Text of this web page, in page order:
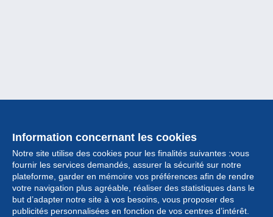
Information concernant les cookies
Notre site utilise des cookies pour les finalités suivantes :vous
fournir les services demandés, assurer la sécurité sur notre
plateforme, garder en mémoire vos préférences afin de rendre
votre navigation plus agréable, réaliser des statistiques dans le
but d’adapter notre site à vos besoins, vous proposer des
publicités personnalisées en fonction de vos centres d’intérêt.
Collection